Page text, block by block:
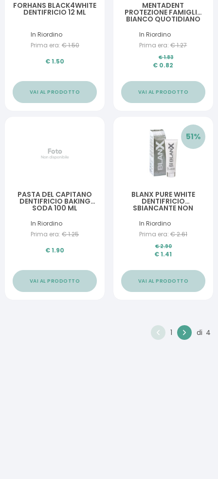
FORHANS BLACK4WHITE
DENTIFRICIO 12 ML
In Riordino
Prima era: €1.50
€1.50
VAI AL PRODOTTO
MENTADENT
PROTEZIONE FAMIGLIA
BIANCO QUOTIDIANO
In Riordino
Prima era: €1.27
€1.83
€ 0.82
VAI AL PRODOTTO
PASTA DEL CAPITANO
DENTIFRICIO BAKING
SODA 100 ML
In Riordino
Prima era: €1.25
€1.90
VAI AL PRODOTTO
51%
BLANX PURE WHITE
DENTIFRICIO
SBIANCANTE NON
In Riordino
Prima era: €2.61
€2.90
€1.41
VAI AL PRODOTTO
1 di 4